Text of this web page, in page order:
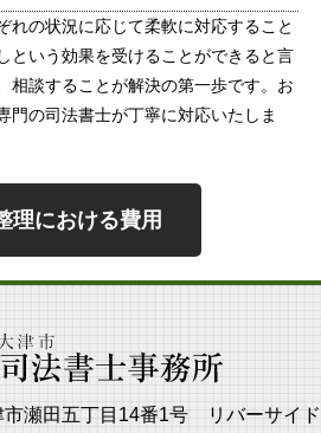
れの状況に応じて柔軟に対応すること
という効果を受けることができると言
相談することが解決の第一歩です。お
門の司法書士が丁寧に対応いたしま
理における費用
瀬田五丁目14番1号 リバーサイド